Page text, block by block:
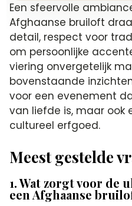
Een sfeervolle
Afghaanse bruiloft
detail, respect voor
om persoonlijke
viering onvergetelijk
bovenstaande
voor een evenement
van liefde is, maar ook
cultureel erfgoed.
Meest gestelde
1. Wat zorgt voor de
een Afghaanse